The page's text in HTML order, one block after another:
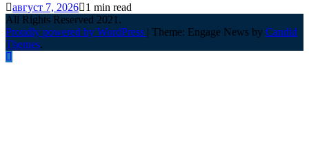
август 7, 2026
1 min read
All Rights Reserved 2021.
Proudly powered by WordPress | Theme: Engage News by Candid
Themes.